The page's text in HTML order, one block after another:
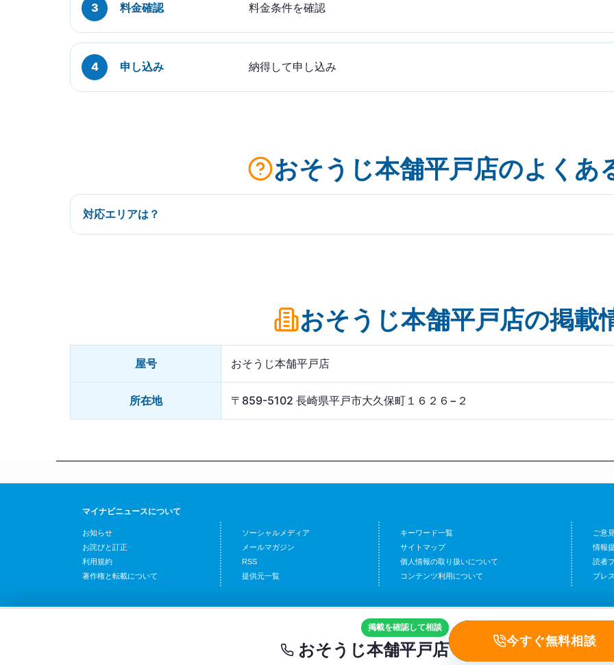
料金確認 料金条件を確認
申し込み 納得して申し込み
おそうじ本舗平戸店のよくあ
対応エリアは？
おそうじ本舗平戸店の掲載
屋号 おそうじ本舗平戸店
所在地 〒859-5102 長崎県平戸市大久保町１６２６−２
マイナビニュースについて
お知らせ
お詫びと訂正
利用規約
著作権と転載について
ソーシャルメディア
メールマガジン
RSS
提供元一覧
キーワード一覧
サイトマップ
個人情報の取り扱いについて
コンテンツ利用について
ご意
情報
読者
プレ
掲載を確認して相談
おそうじ本舗平戸店 今すぐ無料相談